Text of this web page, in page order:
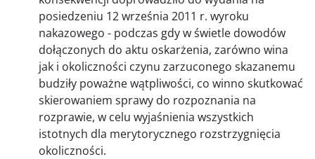
posiedzeniu 12 września 2011 r. wyroku
nakazowego - podczas gdy w świetle dowodów
dołączonych do aktu oskarżenia, zarówno wina
jak i okoliczności czynu zarzuconego skazanemu
budziły poważne wątpliwości, co winno skutkować
skierowaniem sprawy do rozpoznania na
rozprawie, w celu wyjaśnienia wszystkich
istotnych dla merytorycznego rozstrzygnięcia
okoliczności.